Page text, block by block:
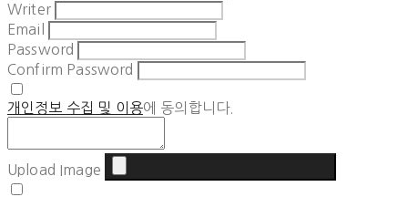
Writer
Email
Password
Confirm Password
개인정보 수집 및 이용에 동의합니다.
Upload Image